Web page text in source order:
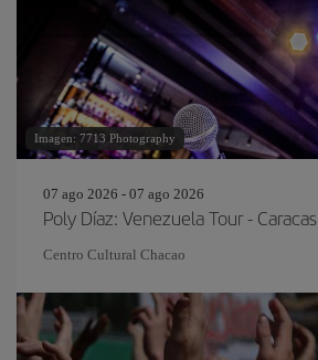
Imagen: 7713 Photography
07 ago 2026 - 07 ago 2026
Poly Díaz: Venezuela Tour - Caracas
Centro Cultural Chacao